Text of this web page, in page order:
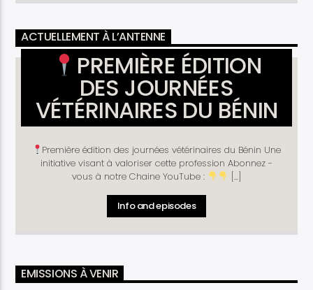
ACTUELLEMENT À L’ANTENNE
PREMIÈRE ÉDITION
DES JOURNÉES
VÉTÉRINAIRES DU BÉNIN
Première édition des journées vétérinaires du Bénin Une
initiative visant à valoriser cette profession Abonnez -
vous à notre Chaine YouTube :
[...]
Info and episodes
EMISSIONS À VENIR